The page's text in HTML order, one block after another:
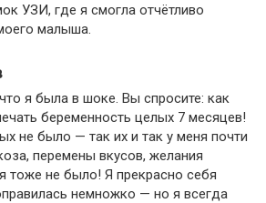
УЗИ, где я смогла отчётливо
малыша.
я была в шоке. Вы спросите: как
беременность целых 7 месяцев!
не было — так их и так у меня почти
перемены вкусов, желания
тоже не было! Я прекрасно себя
немножко — но я всегда